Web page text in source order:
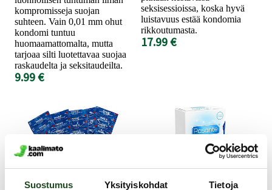
Suostumus Yksityiskohdat Tietoja
kompromisseja suojan
suhteen. Vain 0,01 mm ohut
kondomi tuntuu
huomaamattomalta, mutta
tarjoaa silti luotettavaa suojaa
raskaudelta ja seksitaudeilta.
9.99 €
seksisessioissa, koska hyvä
luistavuus estää kondomia
rikkoutumasta.
17.99 €